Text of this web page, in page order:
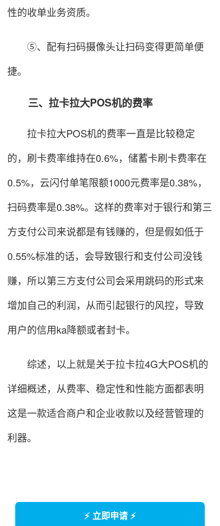
性的收单业务资质。
⑤、配有扫码摄像头让扫码变得更简单便
捷。
三、拉卡拉大POS机的费率
拉卡拉大POS机的费率一直是比较稳定
的，刷卡费率维持在0.6%，储蓄卡刷卡费率在
0.5%，云闪付单笔限额1000元费率是0.38%，
扫码费率是0.38%。这样的费率对于银行和第三
方支付公司来说都是有钱赚的，但是假如低于
0.55%标准的话，会导致银行和支付公司没钱
赚，所以第三方支付公司会采用跳码的形式来
增加自己的利润，从而引起银行的风控，导致
用户的信用ka降额或者封卡。
综述，以上就是关于拉卡拉4G大POS机的
详细概述，从费率、稳定性和性能方面都表明
这是一款适合商户和企业收款以及经营管理的
利器。
⚡ 立即申请 ⚡